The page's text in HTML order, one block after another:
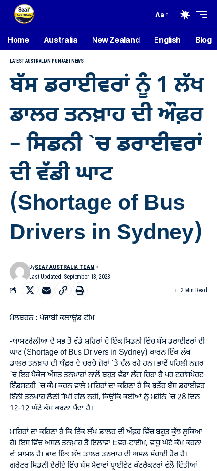
Aa
Home Australia New Zealand English Blog
LATEST AUSTRALIAN PUNJABI NEWS
ਬੱਸ ਡਰਾਈਵਰਾਂ ਨੂੰ 1 ਲੱਖ
ਡਾਲਰ ਤਨਖ਼ਾਹ ਦੀ ਔਫ਼ਰ
– ਸਿਡਨੀ `ਚ ਡਰਾਈਵਰਾਂ
ਦੀ ਵੱਡੀ ਘਾਟ
(Shortage of Bus
Drivers in Sydney)
Last Updated: September 13, 2023
BySEA7 AUSTRALIA TEAM
2 Min Read
ਮੈਲਬਰਨ : ਪੰਜਾਬੀ ਕਲਾਊਡ ਟੀਮ
-ਆਸਟਰੇਲੀਆ ਦੇ ਸਭ ਤੋਂ ਵੱਡੇ ਸ਼ਹਿਰਾਂ ਚੋਂ ਇੱਕ ਸਿਡਨੀ ਵਿੱਚ ਬੱਸ ਡਰਾਈਵਰਾਂ ਦੀ
ਘਾਟ (Shortage of Bus Drivers in Sydney) ਕਾਰਨ ਇੱਕ ਲੱਖ
ਡਾਲਰ ਤਨਖ਼ਾਹ ਦੀ ਔਫ਼ਰ ਦੇ ਚਰਚੇ ਜ਼ੋਰਾਂ `ਤੇ ਚੱਲ ਰਹੇ ਹਨ। ਭਾਵੇਂ ਪਹਿਲੀ ਨਜ਼ਰ
`ਚ ਇਹ ਪੈਕੇਜ ਔਸਤ ਤਨਖ਼ਾਹਾਂ ਨਾਲੋਂ ਬਹੁਤ ਵੱਡਾ ਲੱਗ ਰਿਹਾ ਹੈ ਪਰ ਟਰਾਂਸਪੋਰਟ
ਇੰਡਸਟਰੀ `ਚ ਕੰਮ ਕਰਨ ਵਾਲੇ ਮਾਹਿਰਾਂ ਦਾ ਕਹਿਣਾ ਹੈ ਕਿ ਬਤੌਰ ਬੱਸ ਡਰਾਈਵਰ
ਇੰਨੀ ਤਨਖ਼ਾਹ ਲੈਣੀ ਸੌਖੀ ਗੱਲ ਨਹੀਂ, ਕਿਉਂਕਿ ਕਈਆਂ ਨੂੰ ਮਹੀਨੇ `ਚ 28 ਦਿਨ
12-12 ਘੰਟੇ ਕੰਮ ਕਰਨਾ ਪੈਂਦਾ ਹੈ।
ਮਾਹਿਰਾਂ ਦਾ ਕਹਿਣਾ ਹੈ ਕਿ ਇੱਕ ਲੱਖ ਡਾਲਰ ਦੀ ਔਫ਼ਰ ਵਿੱਚ ਬਹੁਤ ਕੁੱਝ ਲੁਕਿਆ
ਹੈ। ਇਸ ਵਿੱਚ ਅਸਲ ਤਨਖ਼ਾਹ ਤੋਂ ਇਲਾਵਾ Eਵਰ-ਟਾਈਮ, ਵਾਧੂ ਘੰਟੇ ਕੰਮ ਕਰਨਾ
ਵੀ ਸ਼ਾਮਲ ਹੈ। ਭਾਵ ਇੱਕ ਲੱਖ ਡਾਲਰ ਤਨਖ਼ਾਹ ਦੀ ਅਸਲ ਸੱਚਾਈ ਹੋਰ ਹੈ।
ਗਰੇਟਰ ਸਿਡਨੀ ਏਰੀਏ ਵਿੱਚ ਬੱਸ ਸੇਵਾਵਾਂ ਪ੍ਰਾਈਵੇਟ ਕੰਟਰੈਕਟਰਾਂ ਵੱਲੋਂ ਦਿੱਤੀਆਂ